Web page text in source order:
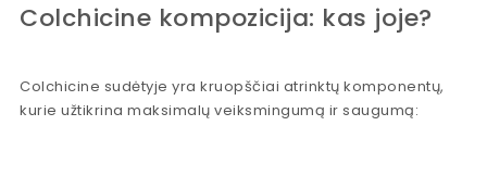
Colchicine kompozicija: kas joje?
Colchicine sudėtyje yra kruopščiai atrinktų komponentų,
kurie užtikrina maksimalų veiksmingumą ir saugumą: